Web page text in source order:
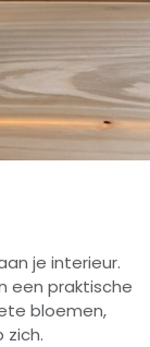
je interieur.
een praktische
bloemen,